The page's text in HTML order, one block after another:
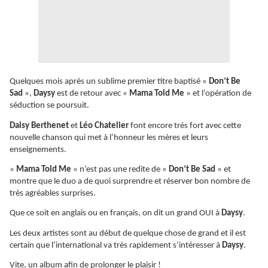
Quelques mois après un sublime premier titre baptisé « Don’t Be
Sad », Daysy est de retour avec « Mama Told Me » et l’opération de
séduction se poursuit.
Daisy Berthenet et Léo Chatelier font encore très fort avec cette
nouvelle chanson qui met à l’honneur les mères et leurs
enseignements.
« Mama Told Me » n’est pas une redite de « Don’t Be Sad » et
montre que le duo a de quoi surprendre et réserver bon nombre de
très agréables surprises.
Que ce soit en anglais ou en français, on dit un grand OUI à Daysy.
Les deux artistes sont au début de quelque chose de grand et il est
certain que l’international va très rapidement s’intéresser à Daysy.
Vite, un album afin de prolonger le plaisir !